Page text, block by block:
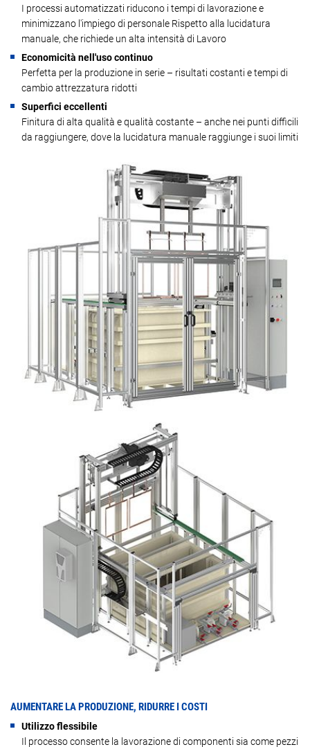
I processi automatizzati riducono i tempi di lavorazione e
minimizzano l'impiego di personale Rispetto alla lucidatura
manuale, che richiede un alta intensità di Lavoro
Economicità nell'uso continuo
Perfetta per la produzione in serie – risultati costanti e tempi di
cambio attrezzatura ridotti
Superfici eccellenti
Finitura di alta qualità e qualità costante – anche nei punti difficili
da raggiungere, dove la lucidatura manuale raggiunge i suoi limiti
AUMENTARE LA PRODUZIONE, RIDURRE I COSTI
Utilizzo flessibile
Il processo consente la lavorazione di componenti sia come pezzi